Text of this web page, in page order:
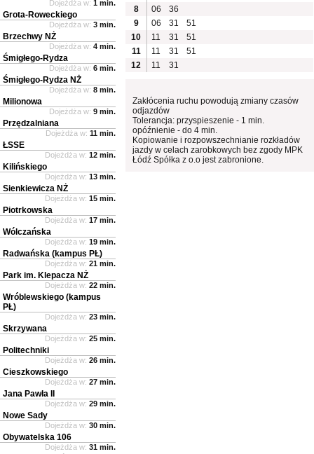
8
06
36
9
06 31
51
10
11 31
51
11
11 31
51
12
11 31
Zakłócenia ruchu powodują zmiany czasów
odjazdów
Tolerancja: przyspieszenie - 1 min.
opóźnienie - do 4 min.
Kopiowanie i rozpowszechnianie rozkładów
jazdy w celach zarobkowych bez zgody MPK
Łódź Spółka z o.o jest zabronione.
Dojeżdża w: 1 min.
Grota-Roweckiego
Dojeżdża w: 3 min.
Brzechwy NŻ
Dojeżdża w: 4 min.
Śmigłego-Rydza
Dojeżdża w: 6 min.
Śmigłego-Rydza NŻ
Dojeżdża w: 8 min.
Milionowa
Dojeżdża w: 9 min.
Przędzalniana
Dojeżdża w: 11 min.
ŁSSE
Dojeżdża w: 12 min.
Kilińskiego
Dojeżdża w: 13 min.
Sienkiewicza NŻ
Dojeżdża w: 15 min.
Piotrkowska
Dojeżdża w: 17 min.
Wólczańska
Dojeżdża w: 19 min.
Radwańska (kampus PŁ)
Dojeżdża w: 21 min.
Park im. Klepacza NŻ
Dojeżdża w: 22 min.
Wróblewskiego (kampus
PŁ)
Dojeżdża w: 23 min.
Skrzywana
Dojeżdża w: 25 min.
Politechniki
Dojeżdża w: 26 min.
Cieszkowskiego
Dojeżdża w: 27 min.
Jana Pawła II
Dojeżdża w: 29 min.
Nowe Sady
Dojeżdża w: 30 min.
Obywatelska 106
Dojeżdża w: 31 min.